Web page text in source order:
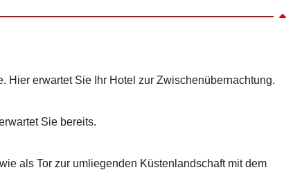
Hier erwartet Sie Ihr Hotel zur Zwischenübernachtung.
Sie bereits.
als Tor zur umliegenden Küstenlandschaft mit dem